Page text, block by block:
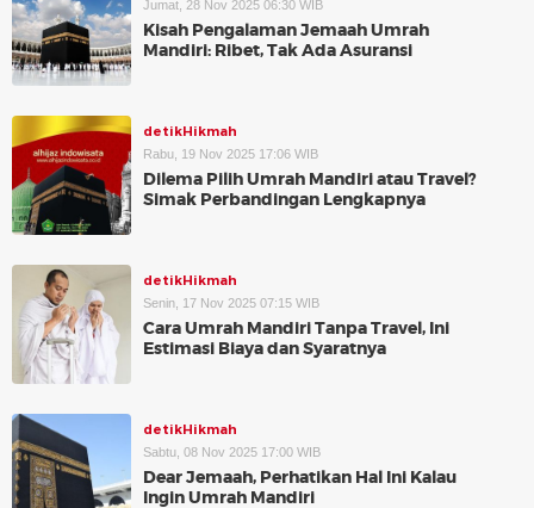
Jumat, 28 Nov 2025 06:30 WIB
Kisah Pengalaman Jemaah Umrah
Mandiri: Ribet, Tak Ada Asuransi
detikHikmah
Rabu, 19 Nov 2025 17:06 WIB
Dilema Pilih Umrah Mandiri atau Travel?
Simak Perbandingan Lengkapnya
detikHikmah
Senin, 17 Nov 2025 07:15 WIB
Cara Umrah Mandiri Tanpa Travel, Ini
Estimasi Biaya dan Syaratnya
detikHikmah
Sabtu, 08 Nov 2025 17:00 WIB
Dear Jemaah, Perhatikan Hal Ini Kalau
Ingin Umrah Mandiri